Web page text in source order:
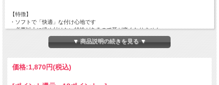
【特徴】
・ソフトで「快適」な付け心地です
・必要以上に締め付けない特性があるので耳が痛くなりません
・肌にふれるので、天然ゴムアレルギーのある方にも安心です
・熱可塑性エラストマーで医療現場でも使用されるラテックスフリー製品です
・安心、安全の日本製です
【標準仕様】 リング状タイプ
・幅 ： 3ｍｍ
▼ 商品説明の続きを見る ▼
価格:1,870円(税込)